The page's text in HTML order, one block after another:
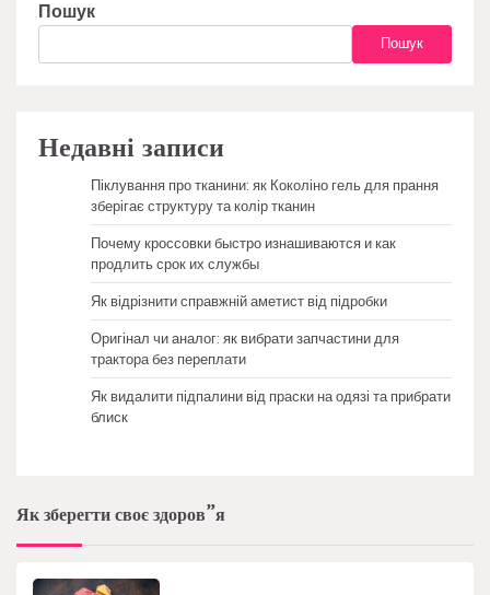
Пошук
Пошук
Недавні записи
Піклування про тканини: як Коколіно гель для прання
зберігає структуру та колір тканин
Почему кроссовки быстро изнашиваются и как
продлить срок их службы
Як відрізнити справжній аметист від підробки
Оригінал чи аналог: як вибрати запчастини для
трактора без переплати
Як видалити підпалини від праски на одязі та прибрати
блиск
Як зберегти своє здоров”я